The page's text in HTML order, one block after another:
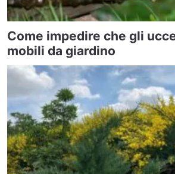
Come impedire che gli
mobili da giardino